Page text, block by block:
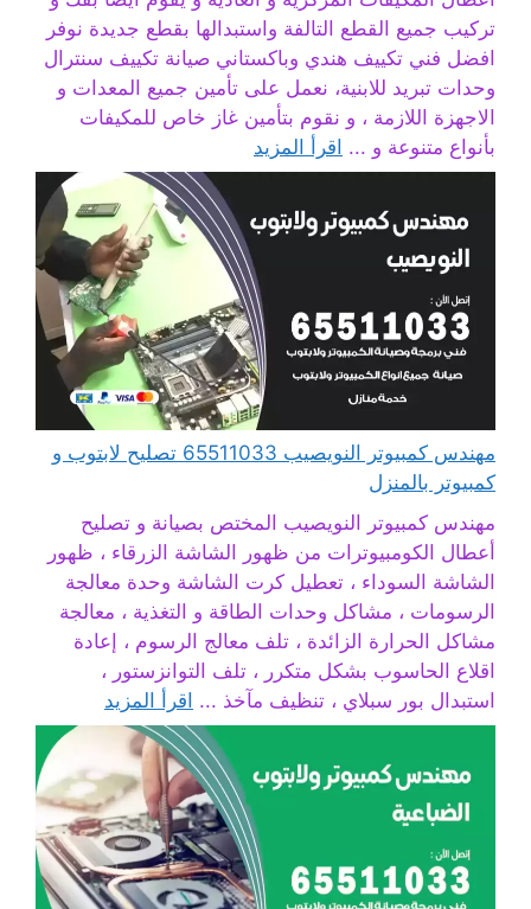
تركيب جميع القطع التالفة واستبدالها بقطع جديدة نوفر
افضل فني تكييف هندي وباكستاني صيانة تكييف سنترال
وحدات تبريد للابنية، نعمل على تأمين جميع المعدات و
الاجهزة اللازمة ، و نقوم بتأمين غاز خاص للمكيفات
بأنواع متنوعة و ... اقرأ المزيد
مهندس كمبيوتر النويصيب 65511033 تصليح لابتوب و
كمبيوتر بالمنزل
مهندس كمبيوتر النويصيب المختص بصيانة و تصليح
أعطال الكومبيوترات من ظهور الشاشة الزرقاء ، ظهور
الشاشة السوداء ، تعطيل كرت الشاشة وحدة معالجة
الرسومات ، مشاكل وحدات الطاقة و التغذية ، معالجة
مشاكل الحرارة الزائدة ، تلف معالج الرسوم ، إعادة
اقلاع الحاسوب بشكل متكرر ، تلف التوانزستور ،
استبدال بور سبلاي ، تنظيف مآخذ ... اقرأ المزيد